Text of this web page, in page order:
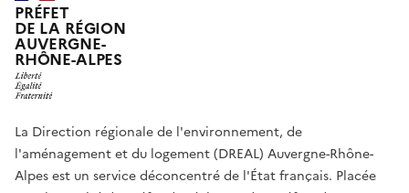
PRÉFET
DE LA RÉGION
AUVERGNE-
RHÔNE-ALPES
La Direction régionale de l'environnement, de
l'aménagement et du logement (DREAL) Auvergne-Rhône-
Alpes est un service déconcentré de l'État français. Placée